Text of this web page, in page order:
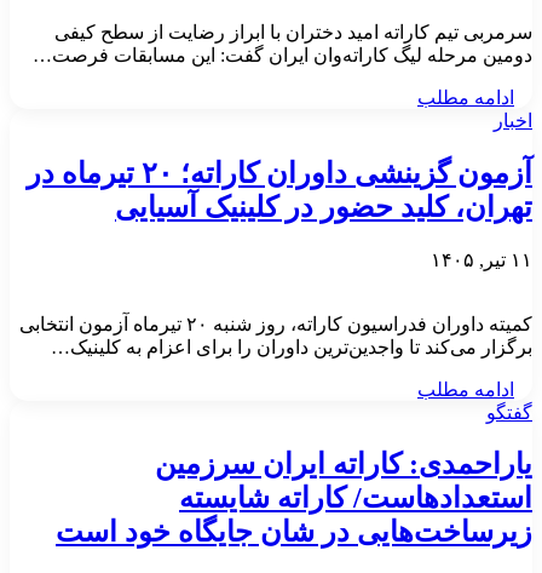
سرمربی تیم کاراته امید دختران با ابراز رضایت از سطح کیفی
دومین مرحله لیگ کاراته‌وان ایران گفت: این مسابقات فرصت…
ادامه مطلب
اخبار
آزمون گزینشی داوران کاراته؛ ۲۰ تیرماه در
تهران، کلید حضور در کلینیک آسیایی
۱۱ تیر, ۱۴۰۵
کمیته داوران فدراسیون کاراته، روز شنبه ۲۰ تیرماه آزمون انتخابی
برگزار می‌کند تا واجدین‌ترین داوران را برای اعزام به کلینیک…
ادامه مطلب
گفتگو
یاراحمدی: کاراته ایران سرزمین
استعدادهاست/ کاراته شایسته
زیرساخت‌هایی در شان جایگاه خود است